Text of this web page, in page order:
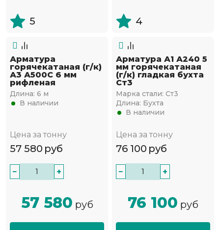
5 4
Арматура
горячекатаная (г/к)
А3 А500С 6 мм
рифленая
Длина: 6 м
В наличии
Цена за тонну
57 580 руб
− +
57 580 руб
Арматура А1 А240 5
мм горячекатаная
(г/к) гладкая бухта
Ст3
Марка стали: Ст3
Длина: Бухта
В наличии
Цена за тонну
76 100 руб
− +
76 100 руб